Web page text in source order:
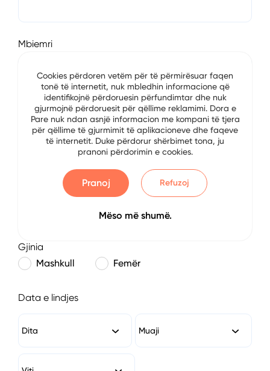
Mbiemri
E-mail
Numri i Telefonit
Gjinia
Mashkull
Femër
Data e lindjes
Dita Muaji
Cookies përdoren vetëm për të përmirësuar faqen
tonë të internetit, nuk mbledhin informacione që
identifikojnë përdoruesin përfundimtar dhe nuk
gjurmojnë përdoruesit për qëllime reklamimi. Dora e
Pare nuk ndan asnjë informacion me kompani të tjera
për qëllime të gjurmimit të aplikacioneve dhe faqeve
të internetit. Duke përdorur shërbimet tona, ju
pranoni përdorimin e cookies.
Pranoj Refuzoj
Mëso më shumë.